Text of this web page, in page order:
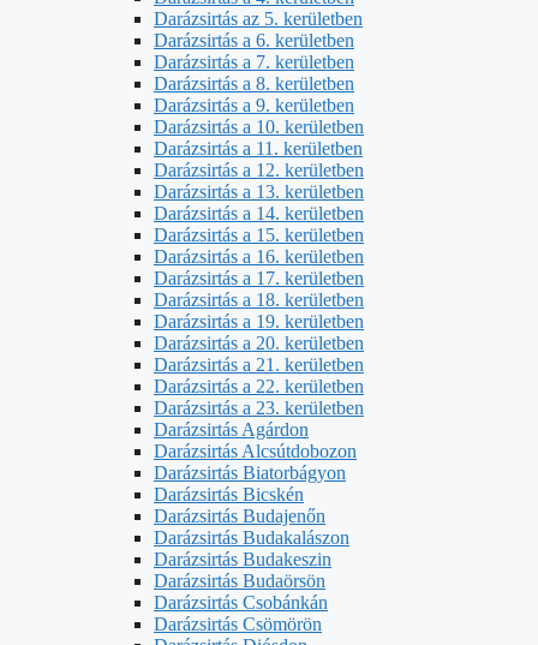
Darázsirtás az 5. kerületben
Darázsirtás a 6. kerületben
Darázsirtás a 7. kerületben
Darázsirtás a 8. kerületben
Darázsirtás a 9. kerületben
Darázsirtás a 10. kerületben
Darázsirtás a 11. kerületben
Darázsirtás a 12. kerületben
Darázsirtás a 13. kerületben
Darázsirtás a 14. kerületben
Darázsirtás a 15. kerületben
Darázsirtás a 16. kerületben
Darázsirtás a 17. kerületben
Darázsirtás a 18. kerületben
Darázsirtás a 19. kerületben
Darázsirtás a 20. kerületben
Darázsirtás a 21. kerületben
Darázsirtás a 22. kerületben
Darázsirtás a 23. kerületben
Darázsirtás Agárdon
Darázsirtás Alcsútdobozon
Darázsirtás Biatorbágyon
Darázsirtás Bicskén
Darázsirtás Budajenőn
Darázsirtás Budakalászon
Darázsirtás Budakeszin
Darázsirtás Budaörsön
Darázsirtás Csobánkán
Darázsirtás Csömörön